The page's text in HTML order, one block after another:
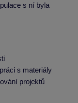
s ní byla
s materiály
projektů